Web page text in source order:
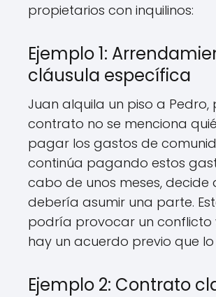
propietarios con inquilinos:
Ejemplo 1:
cláusula específica
Juan alquila un piso a Pedro,
contrato no se menciona
pagar los gastos de
continúa pagando estos
cabo de unos meses, decide
debería asumir una parte.
podría provocar un conflicto
hay un acuerdo previo que
Ejemplo 2: Contrato